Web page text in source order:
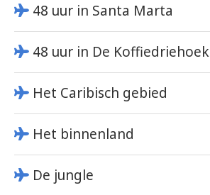
48 uur in Santa Marta
48 uur in De Koffiedriehoek
Het Caribisch gebied
Het binnenland
De jungle